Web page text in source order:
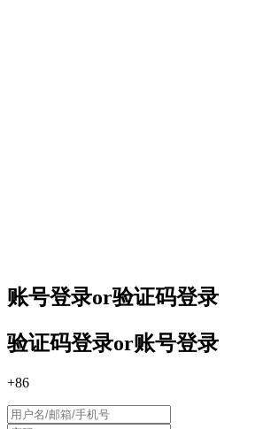
账号登录or验证码登录
验证码登录or账号登录
+86